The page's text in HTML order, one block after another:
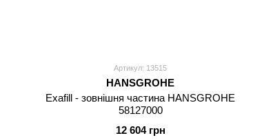
Артикул: 13515
HANSGROHE
Exafill - зовнішня частина HANSGROHE
58127000
12 604 грн